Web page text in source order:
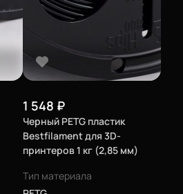
1 548 ₽
Черный PETG пластик
Bestfilament для 3D-
принтеров 1 кг (2,85 мм)
Тип материала